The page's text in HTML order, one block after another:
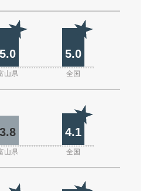
5.0 5.0
山県 全国
3.8 4.1
山県 全国